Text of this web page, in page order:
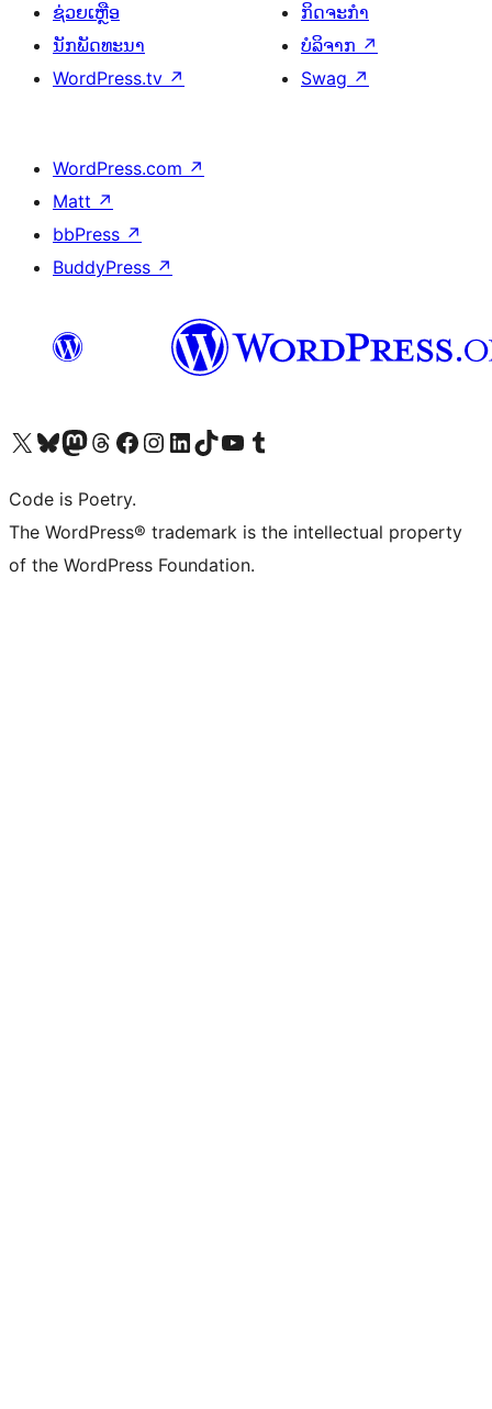
ຊ່ວຍເຫຼືອ
ນັກພັດທະນາ
WordPress.tv ↗
ກິດຈະກຳ
ບໍລິຈາກ ↗
Swag ↗
WordPress.com ↗
Matt ↗
bbPress ↗
BuddyPress ↗
ຢ້ຽມຊົມບັນຊີ X (ຊື່ເກົ່າ Twitter) ຂອງພວກເຮົາຢ້ຽມຊົມບັນຊີ Bluesky ຂອງພວກເຮົາຢ້ຽມຊົມບັນຊີ Mastodon ຂອງພວກເຮົາຢ້ຽມຊົມບັນຊີ Threads ຂອງພວກເຮົາຢ້ຽມຊົມໜ້າ Facebook ຂອງພວກເຮົາຢ້ຽມຊົມບັນຊີ Instagram ຂອງພວກເຮົາຢ້ຽມຊົມບັນຊີ LinkedIn ຂອງພວກເຮົາຢ້ຽມຊົມບັນຊີ TikTok ຂອງພວກເຮົາຢ້ຽມຊົມຊ່ອງ YouTube ຂອງພວກເຮົາຢ້ຽມຊົມບັນຊີ Tumblr ຂອງພວກເຮົາ
Code is Poetry.
The WordPress® trademark is the intellectual property
of the WordPress Foundation.